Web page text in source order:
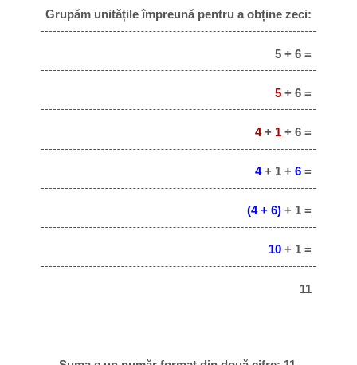
Grupăm unitățile împreună pentru a obține zeci:
5 + 6 =
5 + 6 =
4+ 1 + 6 =
4+ 1 + 6 =
(4 + 6) + 1 =
10 + 1 =
11